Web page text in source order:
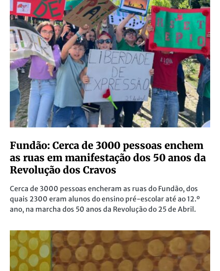
Fundão: Cerca de 3000 pessoas enchem
as ruas em manifestação dos 50 anos da
Revolução dos Cravos
Cerca de 3000 pessoas encheram as ruas do Fundão, dos
quais 2300 eram alunos do ensino pré-escolar até ao 12.º
ano, na marcha dos 50 anos da Revolução do 25 de Abril.